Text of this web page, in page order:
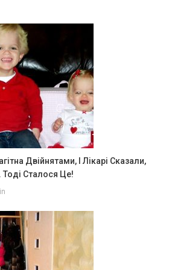
Двійнятами, І Лікарі Сказали,
Сталося Це!